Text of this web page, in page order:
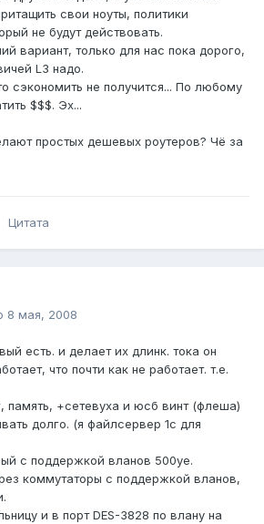
свои ноуты, политики
не будут действовать.
вариант, только для нас пока дорого,
L3 надо.
сэкономить не получится... По любому
$$$. Эх...
простых дешевых роутеров? Чё за
Цитата
8 мая, 2008
есть. и делает их длинк. тока он
что почти как не работает. т.е.
память, +сетевуха и юсб винт (флеша)
долго. (я файлсервер 1с для
c поддержкой вланов 500уе.
коммутаторы с поддержкой вланов,
и в порт DES-3828 по влану на